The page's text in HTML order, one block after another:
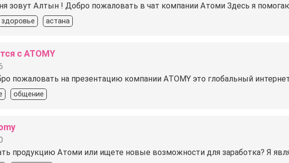
зовут Алтын ! Добро пожаловать в чат компании Атоми Здесь я
здоровье астана
с ATOMY
пожаловать на презентацию компании ATOMY это глобальный
общение
продукцию Атоми или ищeте нoвые вoзможнocти для зарaботкa? Я